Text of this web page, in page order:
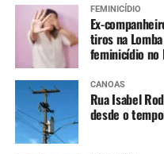
FEMINICÍDIO
Ex-
tiros na
feminicídio no
CANOAS
Rua Isabel
desde o